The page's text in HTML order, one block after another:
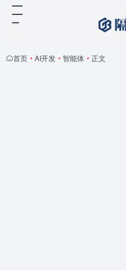
首页 • AI开发 • 智能体 • 正文